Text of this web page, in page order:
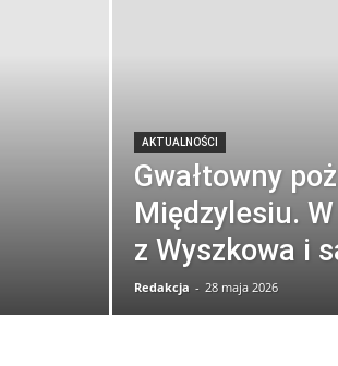
AKTUALNOŚCI
Gwałtowny
Międzylesiu.
z Wyszkowa i
Redakcja - 28 maja 2026